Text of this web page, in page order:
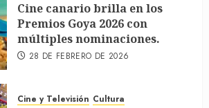
Cine canario brilla en los
Premios Goya 2026 con
múltiples nominaciones.
28 DE FEBRERO DE 2026
Cine y Televisión Cultura